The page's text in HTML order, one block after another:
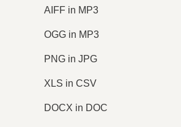
AIFF in MP3
OGG in MP3
PNG in JPG
XLS in CSV
DOCX in DOC